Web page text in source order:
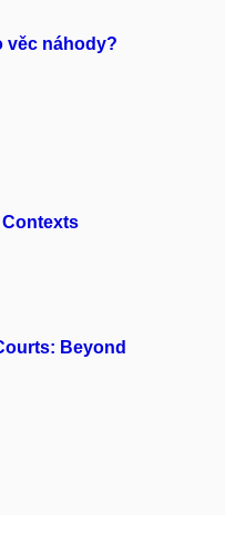
věc náhody?
Beyond